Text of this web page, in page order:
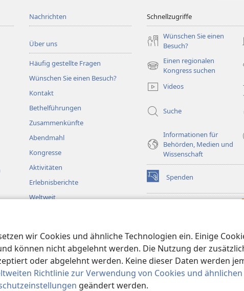
wir Cookies und ähnliche Technologien ein. Einige
können nicht abgelehnt werden. Die Nutzung der
oder abgelehnt werden. Keine dieser Daten werden
Richtlinie zur Verwendung von Cookies und
geändert werden.
Nachrichten
Über uns
Häufig gestellte Fragen
Wünschen Sie einen Besuch?
Kontakt
Bethelführungen
Zusammenkünfte
Abendmahl
Kongresse
Aktivitäten
Erlebnisberichte
Weltweit
Schnellzugriffe
Wünschen Sie einen
Besuch?
Einen regionalen
Kongress suchen
(öffnet
Fenster)Videos
Suche
Informationen für
Behörden, Medien und
Wissenschaft
Spenden
(öffnet
neues
Fenster)
Fenster)JW Library